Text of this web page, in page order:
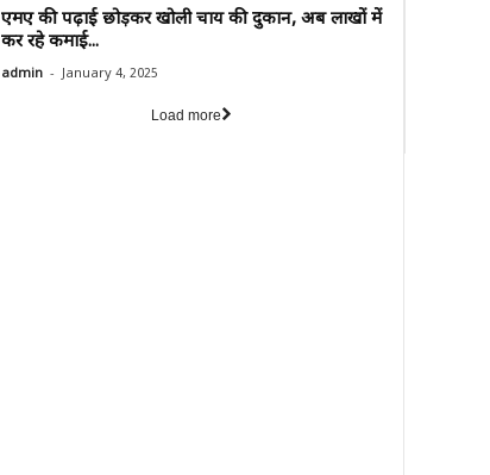
एमए की पढ़ाई छोड़कर खोली चाय की दुकान, अब लाखों में
कर रहे कमाई...
admin - January 4, 2025
Load more